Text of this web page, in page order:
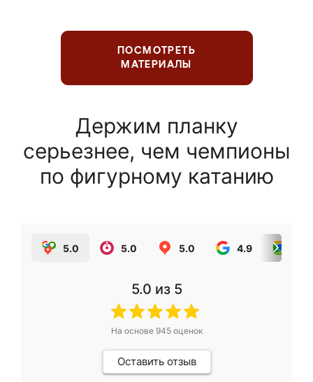
ПОСМОТРЕТЬ
МАТЕРИАЛЫ
Держим планку
серьезнее, чем чемпионы
по фигурному катанию
5.0 5.0 5.0 4.9
5.0 из 5
На основе 945оценок
Оставить отзыв